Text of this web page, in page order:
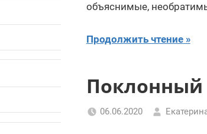
объяснимые,
Продолжить чтение
Поклонный
06.06.2020